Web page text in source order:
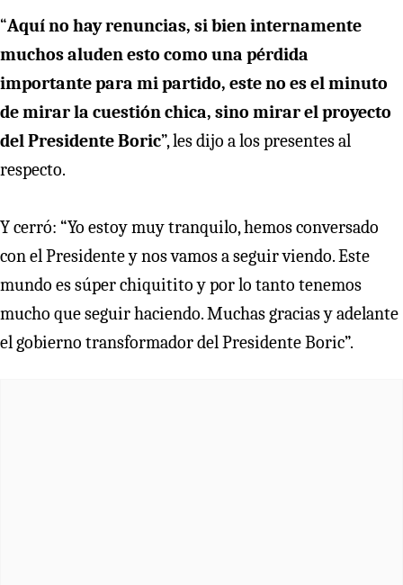
“Aquí no hay renuncias, si bien internamente
muchos aluden esto como una pérdida
importante para mi partido, este no es el minuto
de mirar la cuestión chica, sino mirar el proyecto
del Presidente Boric”, les dijo a los presentes al
respecto.
Y cerró: “Yo estoy muy tranquilo, hemos conversado
con el Presidente y nos vamos a seguir viendo. Este
mundo es súper chiquitito y por lo tanto tenemos
mucho que seguir haciendo. Muchas gracias y adelante
el gobierno transformador del Presidente Boric”.